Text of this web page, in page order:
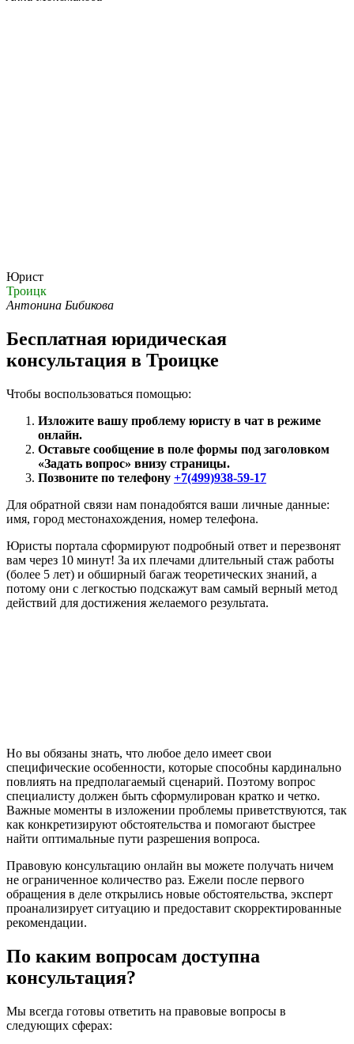
Юрист
Троицк
Антонина Бибикова
Бесплатная юридическая
консультация в Троицке
Чтобы воспользоваться помощью:
Изложите вашу проблему юристу в чат в режиме
онлайн.
Оставьте сообщение в поле формы под заголовком
«Задать вопрос» внизу страницы.
Позвоните по телефону +7(499)938-59-17
Для обратной связи нам понадобятся ваши личные данные:
имя, город местонахождения, номер телефона.
Юристы портала сформируют подробный ответ и перезвонят
вам через 10 минут! За их плечами длительный стаж работы
(более 5 лет) и обширный багаж теоретических знаний, а
потому они с легкостью подскажут вам самый верный метод
действий для достижения желаемого результата.
Но вы обязаны знать, что любое дело имеет свои
специфические особенности, которые способны кардинально
повлиять на предполагаемый сценарий. Поэтому вопрос
специалисту должен быть сформулирован кратко и четко.
Важные моменты в изложении проблемы приветствуются, так
как конкретизируют обстоятельства и помогают быстрее
найти оптимальные пути разрешения вопроса.
Правовую консультацию онлайн вы можете получать ничем
не ограниченное количество раз. Ежели после первого
обращения в деле открылись новые обстоятельства, эксперт
проанализирует ситуацию и предоставит скорректированные
рекомендации.
По каким вопросам доступна
консультация?
Мы всегда готовы ответить на правовые вопросы в
следующих сферах: